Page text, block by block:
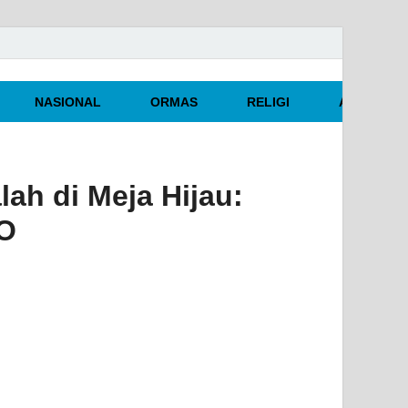
NASIONAL ORMAS RELIGI ARTIKEL
di Meja Hijau: